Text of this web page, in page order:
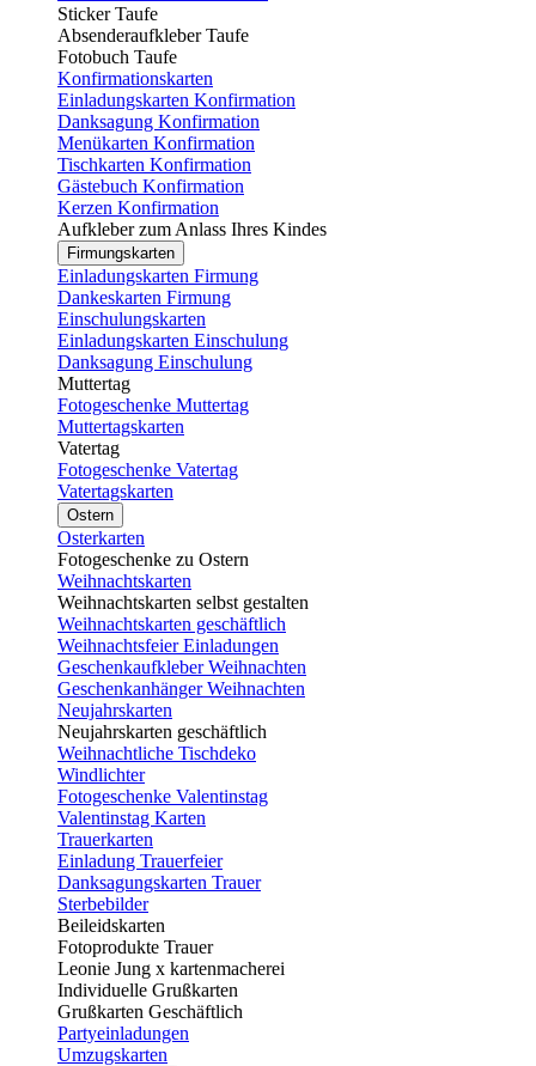
Sticker Taufe
Absenderaufkleber Taufe
Fotobuch Taufe
Konfirmationskarten
Einladungskarten Konfirmation
Danksagung Konfirmation
Menükarten Konfirmation
Tischkarten Konfirmation
Gästebuch Konfirmation
Kerzen Konfirmation
Aufkleber zum Anlass Ihres Kindes
Firmungskarten
Einladungskarten Firmung
Dankeskarten Firmung
Einschulungskarten
Einladungskarten Einschulung
Danksagung Einschulung
Muttertag
Fotogeschenke Muttertag
Muttertagskarten
Vatertag
Fotogeschenke Vatertag
Vatertagskarten
Ostern
Osterkarten
Fotogeschenke zu Ostern
Weihnachtskarten
Weihnachtskarten selbst gestalten
Weihnachtskarten geschäftlich
Weihnachtsfeier Einladungen
Geschenkaufkleber Weihnachten
Geschenkanhänger Weihnachten
Neujahrskarten
Neujahrskarten geschäftlich
Weihnachtliche Tischdeko
Windlichter
Fotogeschenke Valentinstag
Valentinstag Karten
Trauerkarten
Einladung Trauerfeier
Danksagungskarten Trauer
Sterbebilder
Beileidskarten
Fotoprodukte Trauer
Leonie Jung x kartenmacherei
Individuelle Grußkarten
Grußkarten Geschäftlich
Partyeinladungen
Umzugskarten